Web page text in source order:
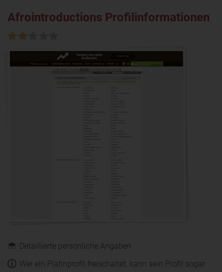
Afrointroductions Profilinformationen
Detaillierte persönliche Angaben
Wer ein Platinprofil freischaltet, kann sein Profil sogar